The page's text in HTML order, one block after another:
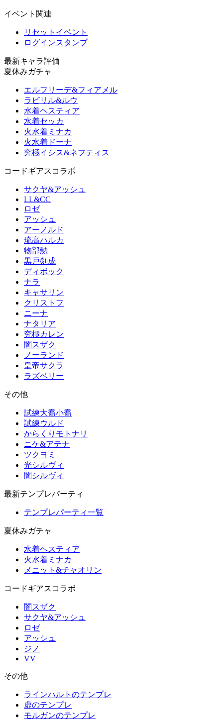
イベント関連
リセットイベント
ログインスタンプ
最新キャラ評価
夏休みガチャ
エルフリーデ&フィアメル
ラビリル&ルウ
水着ヘスティア
水着セッカ
火水着ミナカ
火水着ドーナ
究極イシス&ネフティス
コードギアスコラボ
サクヤ&アッシュ
LL&CC
ロゼ
アッシュ
アーノルド
琉高ハルカ
物部勲
黒戸剣成
ディボック
ナラ
キャサリン
クリストフ
ニーナ
ナタリア
究極カレン
闇スザク
ノーランド
皇帝サクラ
ラズベリー
その他
試練大喬小喬
試練ウルド
からくりモトナリ
ニケ&アテナ
ツクヨミ
光シルヴィ
闇シルヴィ
最新テンプレパーティ
テンプレパーティ一覧
夏休みガチャ
水着ヘスティア
火水着ミナカ
メニット&チャオリン
コードギアスコラボ
闇スザク
サクヤ&アッシュ
ロゼ
アッシュ
ジノ
VV
その他
ラインハルトのテンプレ
虚のテンプレ
モルガンのテンプレ